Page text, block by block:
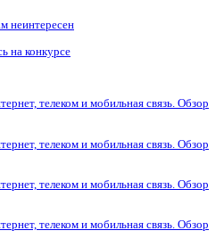
неинтересен
на конкурсе
телеком и мобильная связь. Обзор
телеком и мобильная связь. Обзор
телеком и мобильная связь. Обзор
телеком и мобильная связь. Обзор